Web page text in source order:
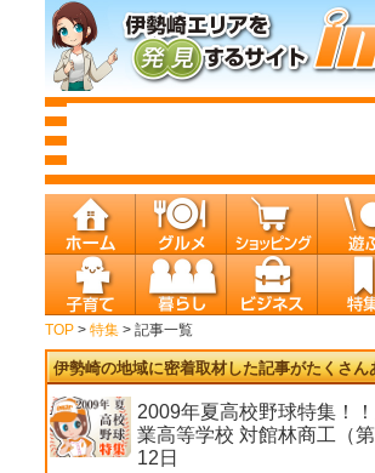
TOP> 特集> 記事一覧
伊勢崎の地域に密着取材した記事がたくさん
2009年夏高校野球特集！
業高等学校 対館林商工（
12日